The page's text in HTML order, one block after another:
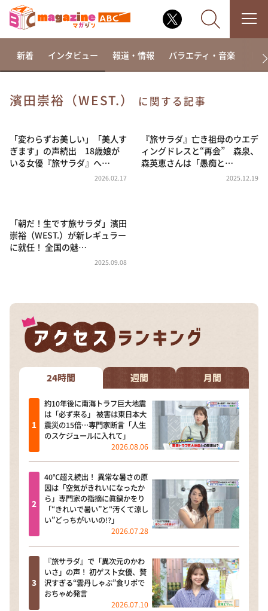
相席食堂
これ余談なんですけど・・・
～人生密着トークバラエティ！～ やすとものいたっ
news おかえり
河合＆A.B.C-Z塚田×福井アナ「なんでやねん！？」
（news おかえり）
教えて！ニュースライブ 正義のミカタ
ＬＩＦＥ～夢のカタチ～
新婚さんいらっしゃい！
ポツンと一軒家
ザキ山小屋本館
ぺこぱのまるスポ
新着 インタビュー 報道・情報 バラエティ・音楽 ド
濱田崇裕（WEST.） に関する記事
「変わらずお美しい」「美人す
ぎます」の声続出 18歳娘が
いる女優『旅サラダ』へ…
2026.02.17
『旅サラダ』亡き祖母のウエデ
ィングドレスと“再会” 森泉、
森英恵さんは「愚痴と…
2025.12.19
「朝だ！生です旅サラダ」濱田
崇裕（WEST.）が新レギュラー
に就任！ 全国の魅…
2025.09.08
24時間 週間 月間
約10年後に南海トラフ巨大地震
は「必ず来る」 被害は東日本大
震災の15倍…専門家断言「人生
のスケジュールに入れて」
2026.08.06
40℃超え続出！ 異常な暑さの原
因は「空気がきれいになったか
ら」専門家の指摘に眞鍋かをり
「“きれいで暑い”と“汚くて涼し
い”どっちがいいの!?」
2026.07.28
『旅サラダ』で「異次元のかわ
いさ」の声！ 初ゲスト女優、贅
沢すぎる“雲丹しゃぶ”食リポで
おちゃめ発言
2026.07.10